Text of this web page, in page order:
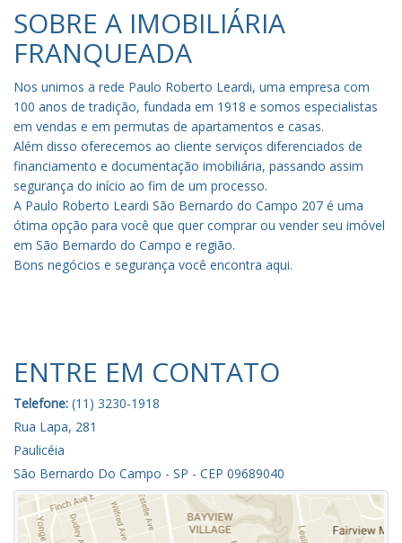
SOBRE A IMOBILIÁRIA
FRANQUEADA
Nos unimos a rede Paulo Roberto Leardi, uma empresa com
100 anos de tradição, fundada em 1918 e somos especialistas
em vendas e em permutas de apartamentos e casas.
Além disso oferecemos ao cliente serviços diferenciados de
financiamento e documentação imobiliária, passando assim
segurança do início ao fim de um processo.
A Paulo Roberto Leardi São Bernardo do Campo 207 é uma
ótima opção para você que quer comprar ou vender seu imóvel
em São Bernardo do Campo e região.
Bons negócios e segurança você encontra aqui.
ENTRE EM CONTATO
Telefone: (11) 3230-1918
Rua Lapa, 281
Paulicéia
São Bernardo Do Campo - SP - CEP 09689040